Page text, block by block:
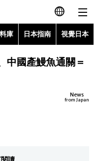
日本語
English
庫 日本指南 視覺日本
中國產鰻魚通關＝
News
from Japan